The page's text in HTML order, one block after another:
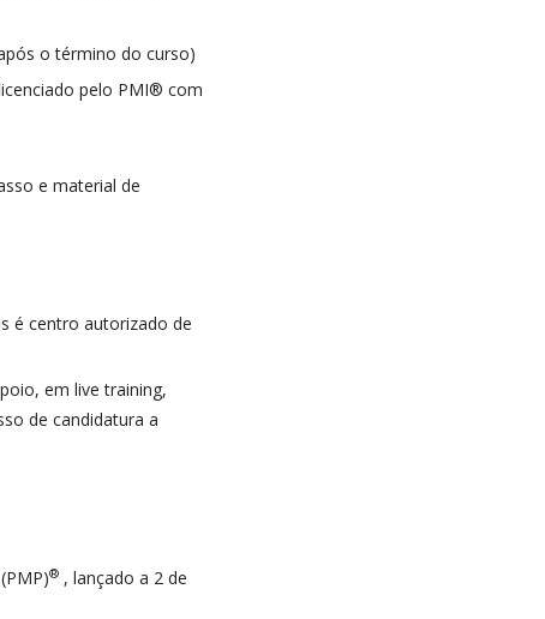
o término do curso)
pelo PMI® com
e material de
é centro autorizado de
em live training,
de candidatura a
® , lançado a 2 de